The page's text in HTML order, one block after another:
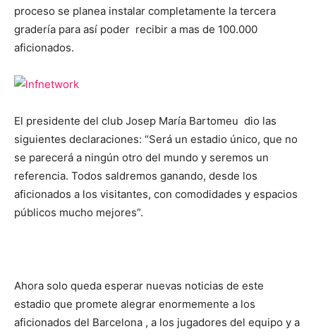
proceso se planea instalar completamente la tercera
gradería para así poder recibir a mas de 100.000
aficionados.
El presidente del club Josep María Bartomeu dio las
siguientes declaraciones: “Será un estadio único, que no
se parecerá a ningún otro del mundo y seremos un
referencia. Todos saldremos ganando, desde los
aficionados a los visitantes, con comodidades y espacios
públicos mucho mejores”.
Ahora solo queda esperar nuevas noticias de este
estadio que promete alegrar enormemente a los
aficionados del Barcelona , a los jugadores del equipo y a